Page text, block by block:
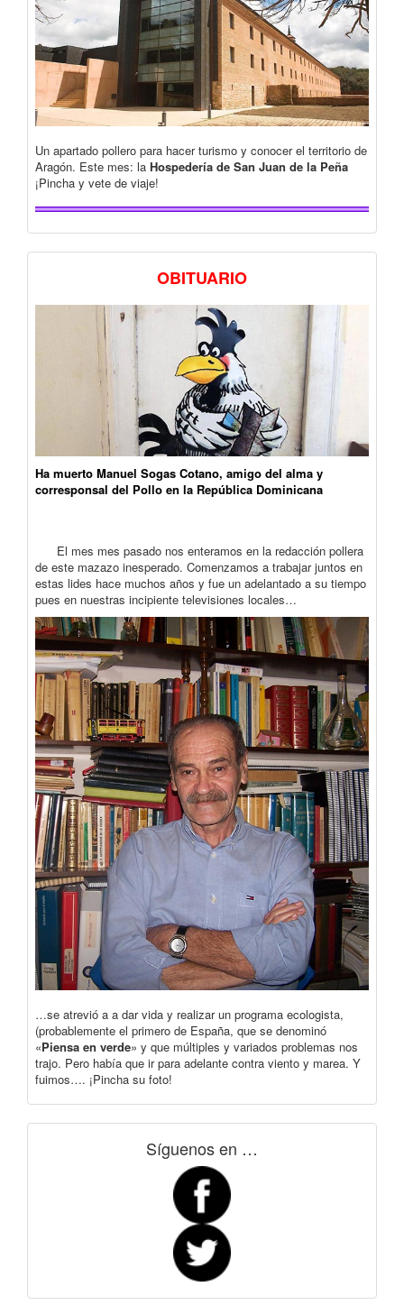
Un apartado pollero para hacer turismo y conocer el territorio de
Aragón. Este mes: la Hospedería de San Juan de la Peña
¡Pincha y vete de viaje!
OBITUARIO
Ha muerto Manuel Sogas Cotano, amigo del alma y
corresponsal del Pollo en la República Dominicana
El mes mes pasado nos enteramos en la redacción pollera
de este mazazo inesperado. Comenzamos a trabajar juntos en
estas lides hace muchos años y fue un adelantado a su tiempo
pues en nuestras incipiente televisiones locales…
…se atrevió a a dar vida y realizar un programa ecologista,
(probablemente el primero de España, que se denominó
«Piensa en verde» y que múltiples y variados problemas nos
trajo. Pero había que ir para adelante contra viento y marea. Y
fuimos…. ¡Pincha su foto!
Síguenos en …